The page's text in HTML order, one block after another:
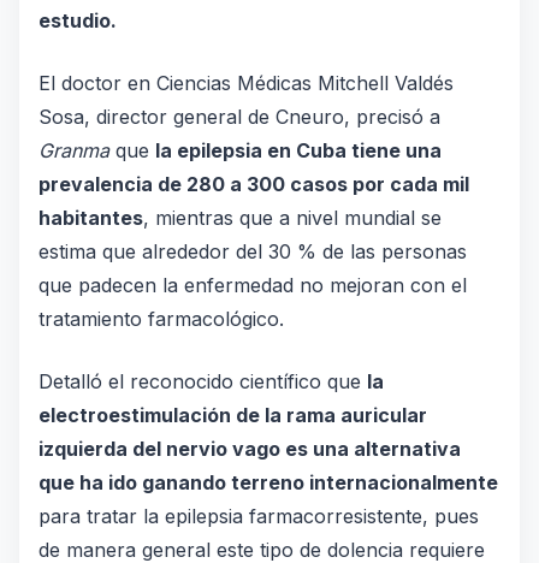
estudio.
El doctor en Ciencias Médicas Mitchell Valdés
Sosa, director general de Cneuro, precisó a
Granmaque la epilepsia en Cuba tiene una
prevalencia de 280 a 300 casos por cada mil
habitantes, mientras que a nivel mundial se
estima que alrededor del 30 % de las personas
que padecen la enfermedad no mejoran con el
tratamiento farmacológico.
Detalló el reconocido científico que la
electroestimulación de la rama auricular
izquierda del nervio vago es una alternativa
que ha ido ganando terreno internacionalmente
para tratar la epilepsia farmacorresistente, pues
de manera general este tipo de dolencia requiere